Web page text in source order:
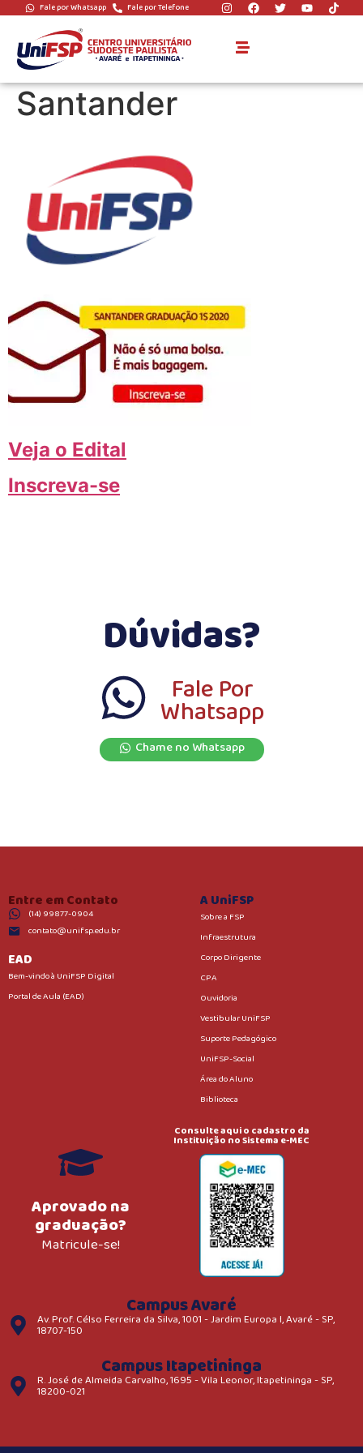
Fale por Whatsapp Fale por Telefone
Programa Santander
Bolsas UniFSP –
Santander
Veja o Edital
Inscreva-se
Dúvidas?
Fale Por
Whatsapp
Chame no Whatsapp
Entre em Contato
(14) 99877-0904
contato@unifsp.edu.br
EAD
Bem-vindo à UniFSP Digital
Portal de Aula (EAD)
A UniFSP
Sobre a FSP
Infraestrutura
Corpo Dirigente
CPA
Ouvidoria
Vestibular UniFSP
Suporte Pedagógico
UniFSP-Social
Área do Aluno
Biblioteca
Aprovado na
graduação?
Matricule-se!
Consulte aqui o cadastro da
Instituição no Sistema e-MEC
Campus Avaré
Av. Prof. Célso Ferreira da Silva, 1001 - Jardim Europa I, Avaré - SP,
18707-150
Campus Itapetininga
R. José de Almeida Carvalho, 1695 - Vila Leonor, Itapetininga - SP,
18200-021